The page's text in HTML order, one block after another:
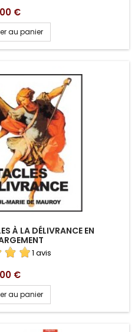
€
au panier
À LA DÉLIVRANCE EN
1 avis
€
au panier